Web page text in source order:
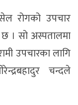
रोगको उपचार
। सो अस्पतालमा
उपचारका लागि
चन्दले